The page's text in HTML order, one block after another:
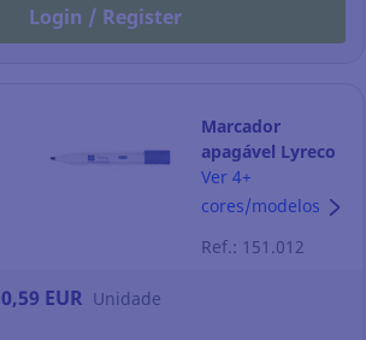
Login / Register
Marcador
apagável Lyreco
- ponta cónica
1,5-3 mm - azul
Ver 4+
cores/modelos
Ref.: 151.012
0,59 EUR Unidade